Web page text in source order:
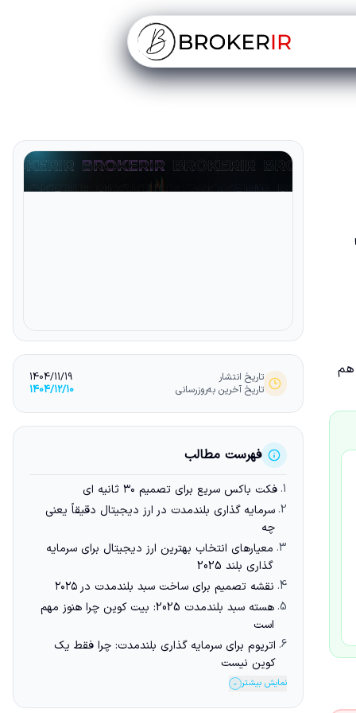
هم تاریخ انتشار
1404/11/19
تاریخ آخرین به‌روزرسانی
1404/12/10
فهرست مطالب
1. فکت باکس سریع برای تصمیم ۳۰ ثانیه ای
2. سرمایه گذاری بلندمدت در ارز دیجیتال دقیقاً یعنی
چه
3. معیارهای انتخاب بهترین ارز دیجیتال برای سرمایه
گذاری بلند 2025
4. نقشه تصمیم برای ساخت سبد بلندمدت در ۲۰۲۵
5.
هسته سبد بلندمدت 2025: بیت کوین چرا هنوز مهم
است
6. اتریوم برای سرمایه گذاری بلندمدت: چرا فقط یک
کوین نیست
نمایش بیشتر ⌄